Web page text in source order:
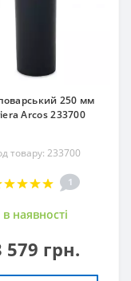
250 мм
Arcos 233700
товару: 233700
1
в наявностi
579 грн.